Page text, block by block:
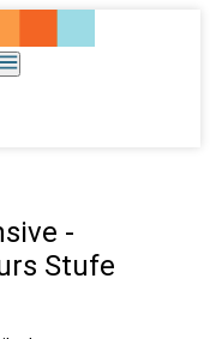
-
Stufe